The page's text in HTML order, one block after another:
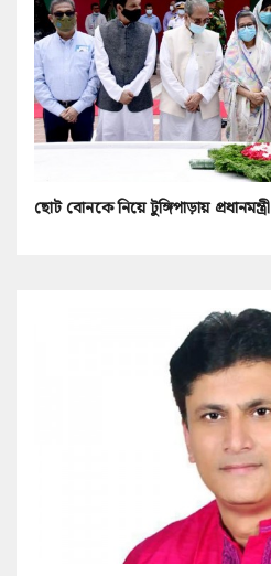
ছোট বোনকে নিয়ে টুঙ্গিপাড়ায় প্রধানমন্ত্রী